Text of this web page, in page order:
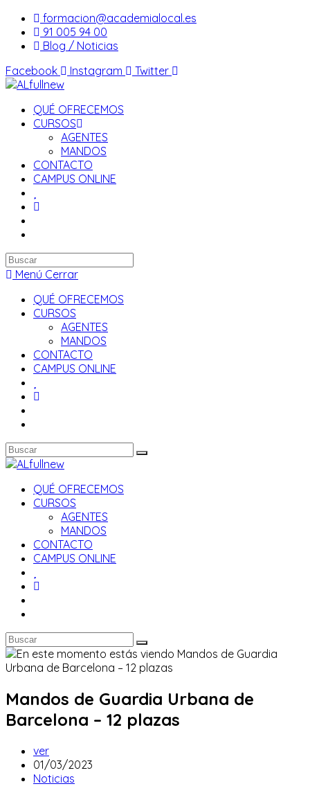
Saltar
contenido
formacion@academialocal.es
91 005 94 00
Blog / Noticias
Facebook
Instagram Twitter
QUÉ OFRECEMOS
CURSOS
AGENTES
MANDOS
CONTACTO
CAMPUS ONLINE
Buscar
en
web
Menú Cerrar
QUÉ OFRECEMOS
CURSOS
AGENTES
MANDOS
CONTACTO
CAMPUS ONLINE
QUÉ OFRECEMOS
CURSOS
AGENTES
MANDOS
CONTACTO
CAMPUS ONLINE
Mandos de Guardia Urbana de
Barcelona – 12 plazas
Autor
de
la
ver
Publicación
de
01/03/2023
Categoría
Noticias